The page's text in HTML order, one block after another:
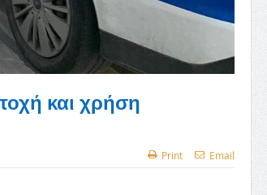
και χρήση
Print Email